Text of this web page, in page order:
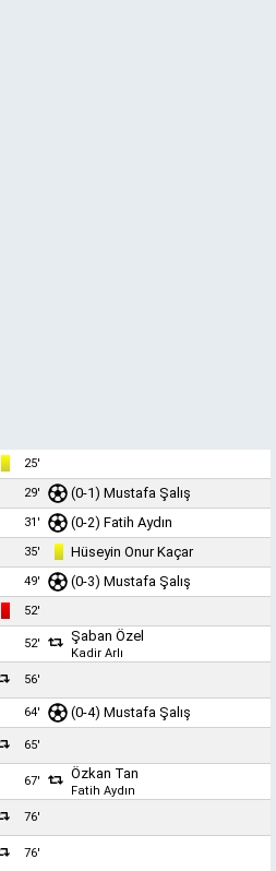
25'
29' (0-1)Mustafa Şalış
31' (0-2)Fatih Aydın
35' Hüseyin Onur Kaçar
49' (0-3)Mustafa Şalış
52'
52' Şaban Özel
Kadir Arlı
56'
64' (0-4)Mustafa Şalış
65'
67' Özkan Tan
Fatih Aydın
76'
76'